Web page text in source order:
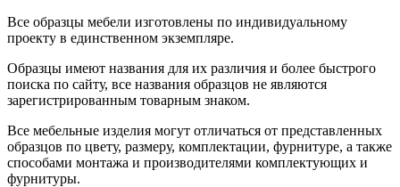
Все образцы мебели изготовлены по индивидуальному
проекту в единственном экземпляре.
Образцы имеют названия для их различия и более быстрого
поиска по сайту, все названия образцов не являются
зарегистрированным товарным знаком.
Все мебельные изделия могут отличаться от представленных
образцов по цвету, размеру, комплектации, фурнитуре, а также
способами монтажа и производителями комплектующих и
фурнитуры.